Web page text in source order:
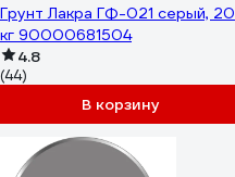
Грунт Лакра ГФ-021 серый, 20
кг 90000681504
4.8
(44)
В корзину